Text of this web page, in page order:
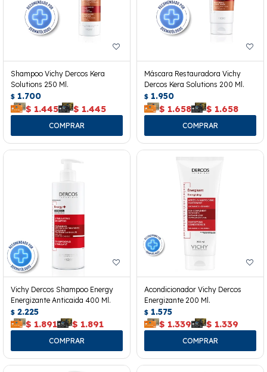
Shampoo Vichy Dercos Kera
Solutions 250 Ml.
$ 1.700
$ 1.445 $ 1.445
Máscara Restauradora Vichy
Dercos Kera Solutions 200 Ml.
$ 1.950
$ 1.658 $ 1.658
Vichy Dercos Shampoo Energy
Energizante Anticaida 400 Ml.
$ 2.225
$ 1.891 $ 1.891
Acondicionador Vichy Dercos
Energizante 200 Ml.
$ 1.575
$ 1.339 $ 1.339